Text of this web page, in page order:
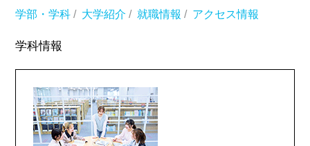
学部・学科 / 大学紹介 / 就職情報 / アクセス情報
学科情報